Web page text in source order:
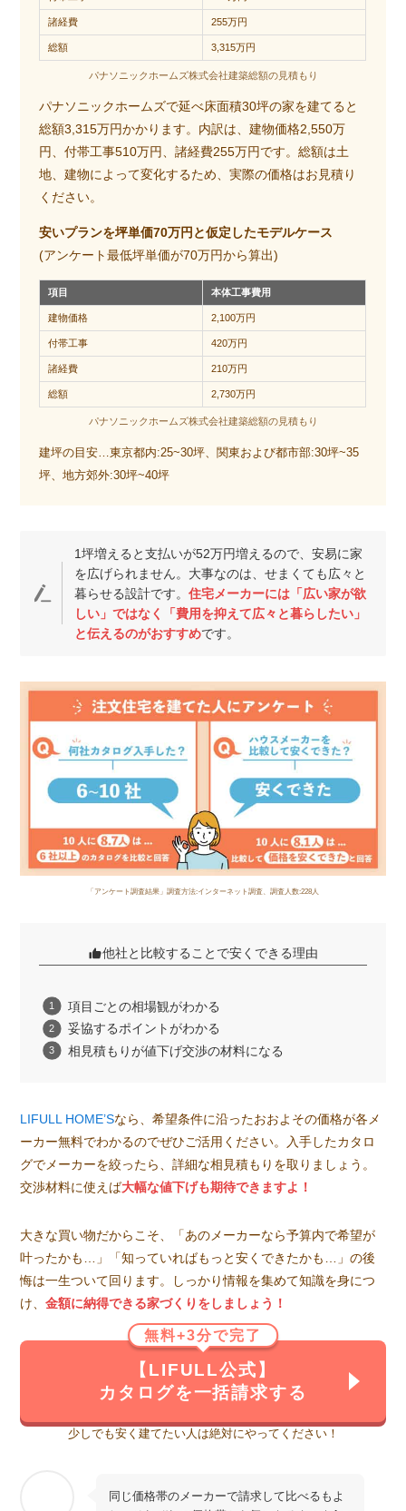
諸経費 255万円
総額 3,315万円
パナソニックホームズ株式会社建築総額の見積もり
パナソニックホームズで延べ床面積30坪の家を建てると
総額3,315万円かかります。内訳は、建物価格2,550万
円、付帯工事510万円、諸経費255万円です。総額は土
地、建物によって変化するため、実際の価格はお見積り
ください。
安いプランを坪単価70万円と仮定したモデルケース
(アンケート最低坪単価が70万円から算出)
項目 本体工事費用
建物価格 2,100万円
付帯工事 420万円
諸経費 210万円
総額 2,730万円
パナソニックホームズ株式会社建築総額の見積もり
建坪の目安…東京都内:25~30坪、関東および都市部:30坪~35
坪、地方郊外:30坪~40坪
1坪増えると支払いが52万円増えるので、安易に家
を広げられません。大事なのは、せまくても広々と
暮らせる設計です。 住宅メーカーには「広い家が欲
しい」ではなく「費用を抑えて広々と暮らしたい」
と伝えるのがおすすめです。
「アンケート調査結果」調査方法:インターネット調査、調査人数:228人
他社と比較することで安くできる理由
項目ごとの相場観がわかる
妥協するポイントがわかる
相見積もりが値下げ交渉の材料になる
LIFULL HOME’Sなら、希望条件に沿ったおおよその価格が各メ
ーカー無料でわかるのでぜひご活用ください。入手したカタロ
グでメーカーを絞ったら、詳細な相見積もりを取りましょう。
交渉材料に使えば大幅な値下げも期待できますよ！
大きな買い物だからこそ、「あのメーカーなら予算内で希望が
叶ったかも…」「知っていればもっと安くできたかも…」の後
悔は一生ついて回ります。しっかり情報を集めて知識を身につ
け、金額に納得できる家づくりをしましょう！
無料+3分で完了
【LIFULL公式】
カタログを一括請求する
少しでも安く建てたい人は絶対にやってください！
同じ価格帯のメーカーで請求して比べるもよ